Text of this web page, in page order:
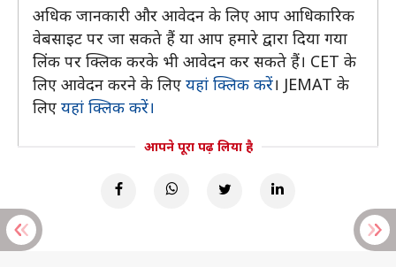
अधिक जानकारी और आवेदन के लिए आप आधिकारिक
वेबसाइट पर जा सकते हैं या आप हमारे द्वारा दिया गया
लिंक पर क्लिक करके भी आवेदन कर सकते हैं। CET के
लिए आवेदन करने के लिए यहां क्लिक करें। JEMAT के
लिए यहां क्लिक करें।
आपने पूरा पढ़ लिया है